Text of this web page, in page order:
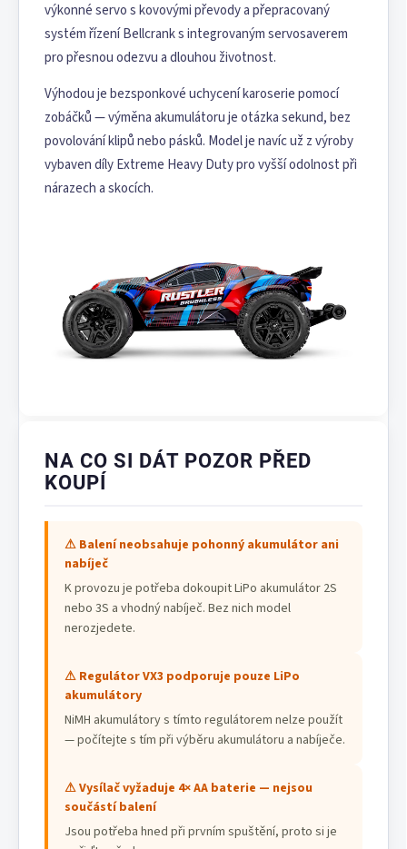
výkonné servo s kovovými převody a přepracovaný
systém řízení Bellcrank s integrovaným servosaverem
pro přesnou odezvu a dlouhou životnost.
Výhodou je bezsponkové uchycení karoserie pomocí
zobáčků — výměna akumulátoru je otázka sekund, bez
povolování klipů nebo pásků. Model je navíc už z výroby
vybaven díly Extreme Heavy Duty pro vyšší odolnost při
nárazech a skocích.
NA CO SI DÁT POZOR PŘED
KOUPÍ
⚠ Balení neobsahuje pohonný akumulátor ani
nabíječ
K provozu je potřeba dokoupit LiPo akumulátor 2S
nebo 3S a vhodný nabíječ. Bez nich model
nerozjedete.
⚠ Regulátor VX3 podporuje pouze LiPo
akumulátory
NiMH akumulátory s tímto regulátorem nelze použít
— počítejte s tím při výběru akumulátoru a nabíječe.
⚠ Vysílač vyžaduje 4× AA baterie — nejsou
součástí balení
Jsou potřeba hned při prvním spuštění, proto si je